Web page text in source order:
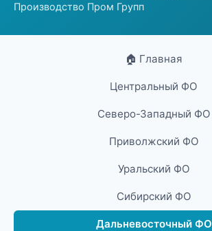
Производство Пром Групп
🏠 Главная
Центральный ФО
Северо-Западный ФО
Приволжский ФО
Уральский ФО
Сибирский ФО
Дальневосточный ФО